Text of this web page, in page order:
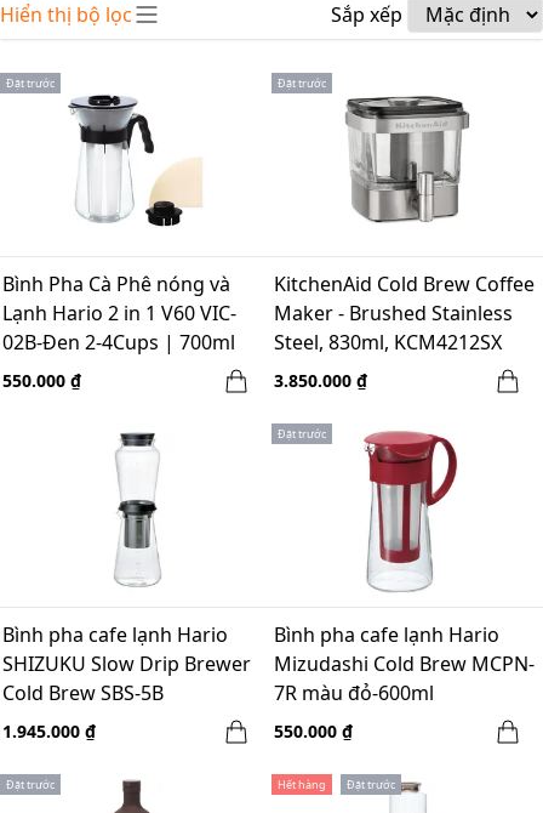
Hiển thị bộ lọc Sắp xếp
Đặt trước
Bình Pha Cà Phê nóng và
Lạnh Hario 2 in 1 V60 VIC-
02B-Đen 2-4Cups | 700ml
550.000 ₫
Đặt trước
KitchenAid Cold Brew Coffee
Maker - Brushed Stainless
Steel, 830ml, KCM4212SX
3.850.000 ₫
Bình pha cafe lạnh Hario
SHIZUKU Slow Drip Brewer
Cold Brew SBS-5B
1.945.000 ₫
Đặt trước
Bình pha cafe lạnh Hario
Mizudashi Cold Brew MCPN-
7R màu đỏ-600ml
550.000 ₫
Đặt trước Hết hàng Đặt trước